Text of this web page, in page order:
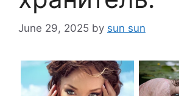
June 29, 2025 by sun sun